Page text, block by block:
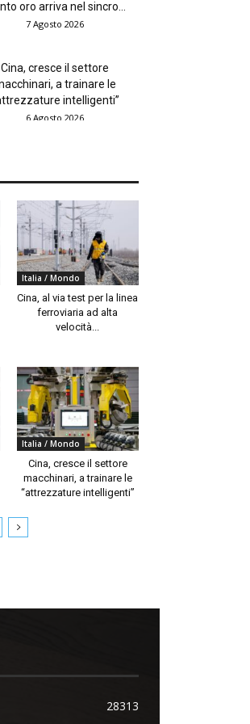
oro arriva nel sincro...
7 Agosto 2026
Cina, cresce il settore
a trainare le
intelligenti”
6 Agosto 2026
Italia / Mondo
Cina, al via test per la linea
ferroviaria ad alta
velocità...
Italia / Mondo
Cina, cresce il settore
macchinari, a trainare le
“attrezzature intelligenti”
28313